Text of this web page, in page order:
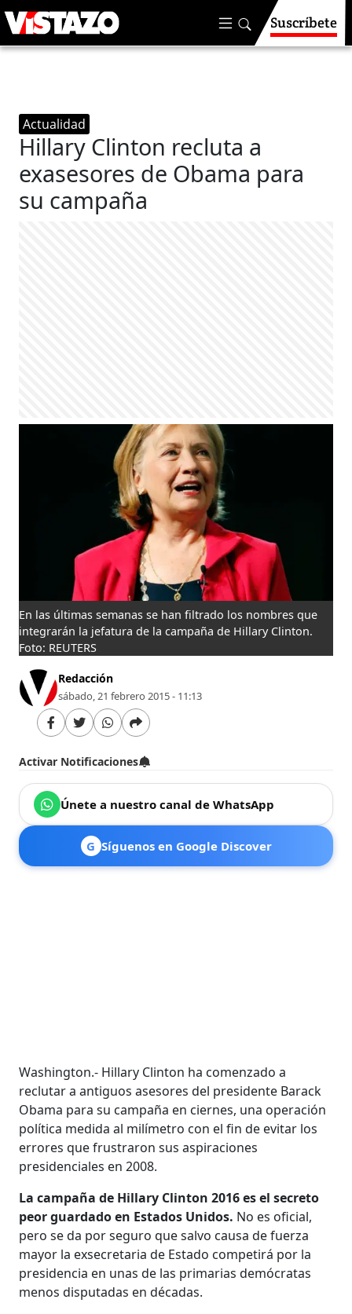
Suscríbete
Actualidad
Hillary Clinton recluta a
exasesores de Obama para
su campaña
En las últimas semanas se han filtrado los nombres que
integrarán la jefatura de la campaña de Hillary Clinton.
Foto: REUTERS
Redacción
sábado, 21 febrero 2015 - 11:13
Activar Notificaciones
Únete a nuestro canal de WhatsApp
G Síguenos en Google Discover
Washington.- Hillary Clinton ha comenzado a
reclutar a antiguos asesores del presidente Barack
Obama para su campaña en ciernes, una operación
política medida al milímetro con el fin de evitar los
errores que frustraron sus aspiraciones
presidenciales en 2008.
La campaña de Hillary Clinton 2016 es el secreto
peor guardado en Estados Unidos. No es oficial,
pero se da por seguro que salvo causa de fuerza
mayor la exsecretaria de Estado competirá por la
presidencia en unas de las primarias demócratas
menos disputadas en décadas.